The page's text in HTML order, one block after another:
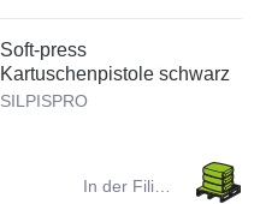
Soft-press
Kartuschenpistole schwarz
SILPISPRO
In der Filiale